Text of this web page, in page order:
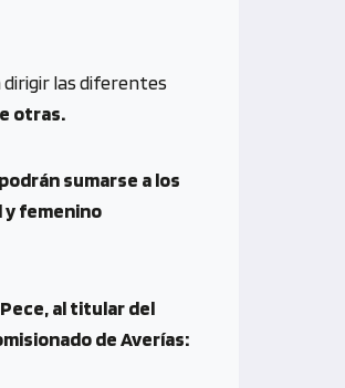
dirigir las diferentes
otras.
sumarse a los
y femenino
al titular del
de Averías: